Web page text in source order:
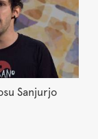
Sanjurjo